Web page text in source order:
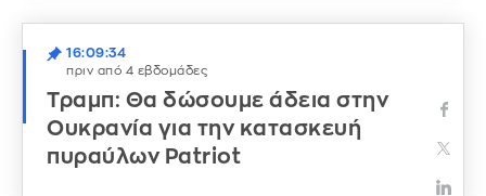
16:09:34
πριν από 4 εβδομάδες
Τραμπ: Θα δώσουμε άδεια στην
Ουκρανία για την κατασκευή
πυραύλων Patriot